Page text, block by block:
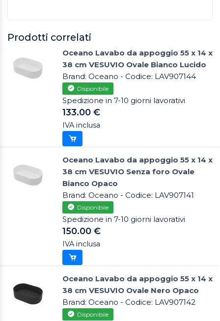
Prodotti correlati
Oceano Lavabo da appoggio 55 x 14 x
38 cm VESUVIO Ovale Bianco Lucido
Brand: Oceano - Codice: LAV907144
Disponibile
Spedizione in 7-10 giorni lavorativi
133.00 €
IVA inclusa
Oceano Lavabo da appoggio 55 x 14 x
38 cm VESUVIO Senza foro Ovale
Bianco Opaco
Brand: Oceano - Codice: LAV907141
Disponibile
Spedizione in 7-10 giorni lavorativi
150.00 €
IVA inclusa
Oceano Lavabo da appoggio 55 x 14 x
38 cm VESUVIO Ovale Nero Opaco
Brand: Oceano - Codice: LAV907142
Disponibile